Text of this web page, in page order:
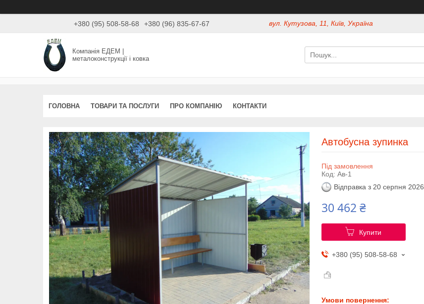
+380 (95) 508-58-68 +380 (96) 835-67-67 вул. Кутузова, 11, Київ, Україна
Компанія ЕДЕМ |
металоконструкції і ковка
ГОЛОВНА ТОВАРИ ТА ПОСЛУГИ ПРО КОМПАНІЮ КОНТАКТИ
Автобусна зупинка
Під замовлення
Код: Ав-1
Відправка з 20 серпня 2026
30 462 ₴
Купити
+380 (95) 508-58-68